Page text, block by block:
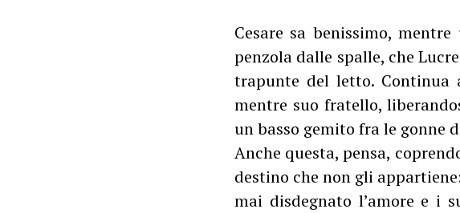
Cesare sa benissimo,
penzola dalle spalle, che
trapunte del letto. Continua
mentre suo fratello,
un basso gemito fra le gonne
Anche questa, pensa,
destino che non gli
mai disdegnato l’amore e i